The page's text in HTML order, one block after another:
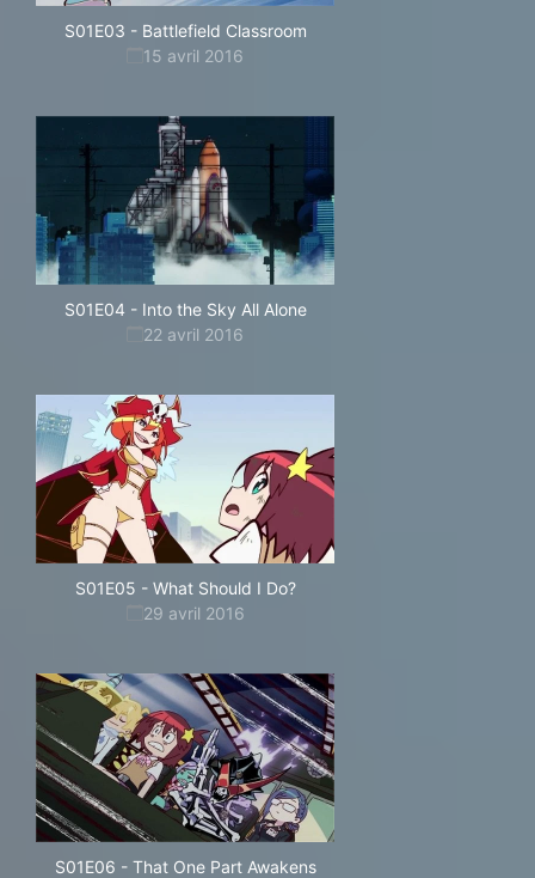
S01E03 - Battlefield Classroom
15 avril 2016
S01E04 - Into the Sky All Alone
22 avril 2016
S01E05 - What Should I Do?
29 avril 2016
S01E06 - That One Part Awakens